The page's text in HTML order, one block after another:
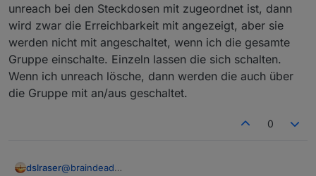
Beispiel: Status (3columns, davon 2 leer)
unreach bei den Steckdosen mit zugeordnet ist, dann
wird zwar die Erreichbarkeit mit angezeigt, aber sie
werden nicht mit angeschaltet, wenn ich die gesamte
Gruppe einschalte. Einzeln lassen die sich schalten.
Wenn ich unreach lösche, dann werden die auch über
die Gruppe mit an/aus geschaltet.
0
dslraser@braindead